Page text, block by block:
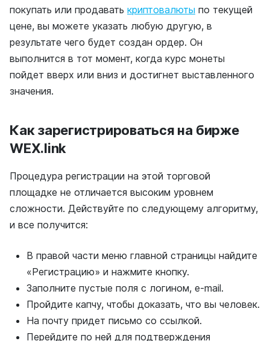
покупать или продавать криптовалюты по текущей
цене, вы можете указать любую другую, в
результате чего будет создан ордер. Он
выполнится в тот момент, когда курс монеты
пойдет вверх или вниз и достигнет выставленного
значения.
Как зарегистрироваться на бирже
WEX.link
Процедура регистрации на этой торговой
площадке не отличается высоким уровнем
сложности. Действуйте по следующему алгоритму,
и все получится:
В правой части меню главной страницы найдите
«Регистрацию» и нажмите кнопку.
Заполните пустые поля с логином, e-mail.
Пройдите капчу, чтобы доказать, что вы человек.
На почту придет письмо со ссылкой.
Перейдите по ней для подтверждения